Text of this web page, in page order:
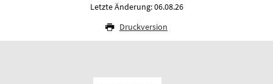
Letzte Änderung: 06.08.26
Druckversion